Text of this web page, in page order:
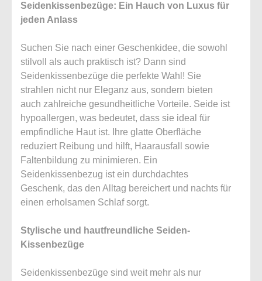
Seidenkissenbezüge: Ein Hauch von Luxus für
jeden Anlass
Suchen Sie nach einer Geschenkidee, die sowohl
stilvoll als auch praktisch ist? Dann sind
Seidenkissenbezüge die perfekte Wahl! Sie
strahlen nicht nur Eleganz aus, sondern bieten
auch zahlreiche gesundheitliche Vorteile. Seide ist
hypoallergen, was bedeutet, dass sie ideal für
empfindliche Haut ist. Ihre glatte Oberfläche
reduziert Reibung und hilft, Haarausfall sowie
Faltenbildung zu minimieren. Ein
Seidenkissenbezug ist ein durchdachtes
Geschenk, das den Alltag bereichert und nachts für
einen erholsamen Schlaf sorgt.
Stylische und hautfreundliche Seiden-
Kissenbezüge
Seidenkissenbezüge sind weit mehr als nur